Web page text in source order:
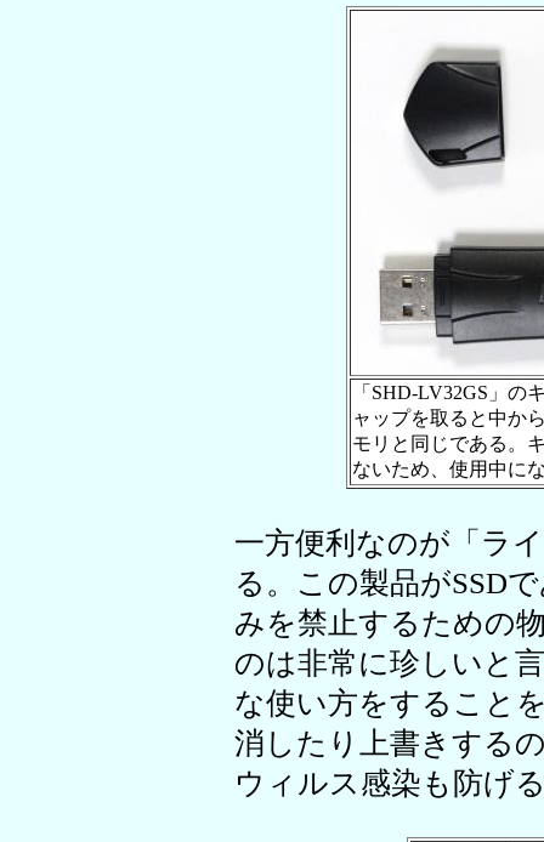
「SHD-LV32GS」の
ャップを取ると中か
モリと同じである。
ないため、使用中に
一方便利なのが「ラ
る。この製品がSSD
みを禁止するための
のは非常に珍しいと
な使い方をすること
消したり上書きする
ウィルス感染も防げ